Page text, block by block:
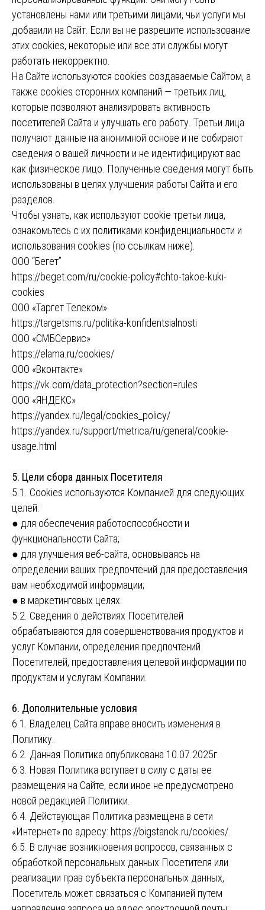
установлены нами или третьими лицами, чьи услуги мы
добавили на Сайт. Если вы не разрешите использование
этих cookies, некоторые или все эти службы могут
работать некорректно.
На Сайте используются cookies создаваемые Сайтом, а
также cookies сторонних компаний — третьих лиц,
которые позволяют анализировать активность
посетителей Сайта и улучшать его работу. Третьи лица
получают данные на анонимной основе и не собирают
сведения о вашей личности и не идентифицируют вас
как физическое лицо. Полученные сведения могут быть
использованы в целях улучшения работы Сайта и его
разделов.
Чтобы узнать, как используют cookie третьи лица,
ознакомьтесь с их политиками конфиденциальности и
использования cookies (по ссылкам ниже).
ООО “Бегет”
https://beget.com/ru/cookie-policy#chto-takoe-kuki-
cookies
ООО «Таргет Телеком»
https://targetsms.ru/politika-konfidentsialnosti
ООО «СМБСервис»
https://elama.ru/cookies/
ООО «Вконтакте»
https://vk.com/data_protection?section=rules
ООО «ЯНДЕКС»
https://yandex.ru/legal/cookies_policy/
https://yandex.ru/support/metrica/ru/general/cookie-
usage.html
5. Цели сбора данных Посетителя
5.1. Cookies используются Компанией для следующих
целей:
● для обеспечения работоспособности и
функциональности Сайта;
● для улучшения веб-сайта, основываясь на
определении ваших предпочтений для предоставления
вам необходимой информации;
● в маркетинговых целях.
5.2. Сведения о действиях Посетителей
обрабатываются для совершенствования продуктов и
услуг Компании, определения предпочтений
Посетителей, предоставления целевой информации по
продуктам и услугам Компании.
6. Дополнительные условия
6.1. Владелец Сайта вправе вносить изменения в
Политику.
6.2. Данная Политика опубликована 10.07.2025г.
6.3. Новая Политика вступает в силу с даты ее
размещения на Сайте, если иное не предусмотрено
новой редакцией Политики.
6.4. Действующая Политика размещена в сети
«Интернет» по адресу: https://bigstanok.ru/cookies/.
6.5. В случае возникновения вопросов, связанных с
обработкой персональных данных Посетителя или
реализации прав субъекта персональных данных,
Посетитель может связаться с Компанией путем